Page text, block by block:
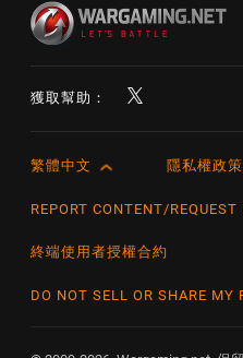
獲取幫助：
English
Čeština
繁體中文 隱私權政策
REPORT CONTENT/REQUEST
終端使用者授權合約
DO NOT SELL OR SHARE MY